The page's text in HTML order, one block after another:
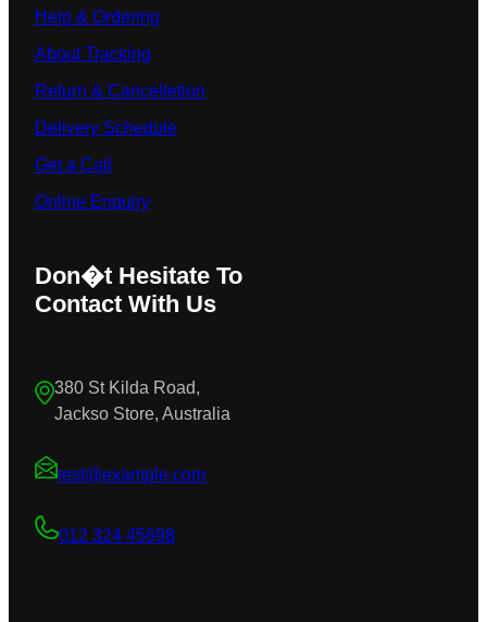
Help & Ordering
About Tracking
Return & Cancelletion
Delivery Schedule
Get a Call
Online Enquiry
Don�t Hesitate To
Contact With Us
380 St Kilda Road,
Jackso Store, Australia
test@example.com
012 324 45698